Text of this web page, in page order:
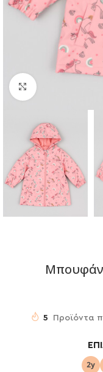
Click to enlarge
Μπουφάν
5 Προϊόντα